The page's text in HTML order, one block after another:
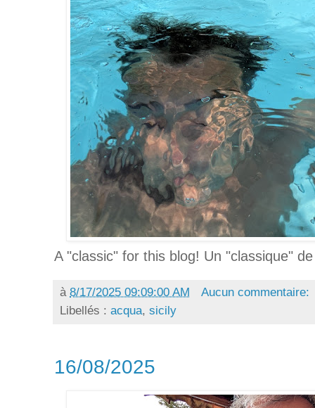
A "classic" for this blog! Un "classique"
à 8/17/2025 09:09:00 AM
Aucun commentaire:
Libellés : acqua, sicily
16/08/2025